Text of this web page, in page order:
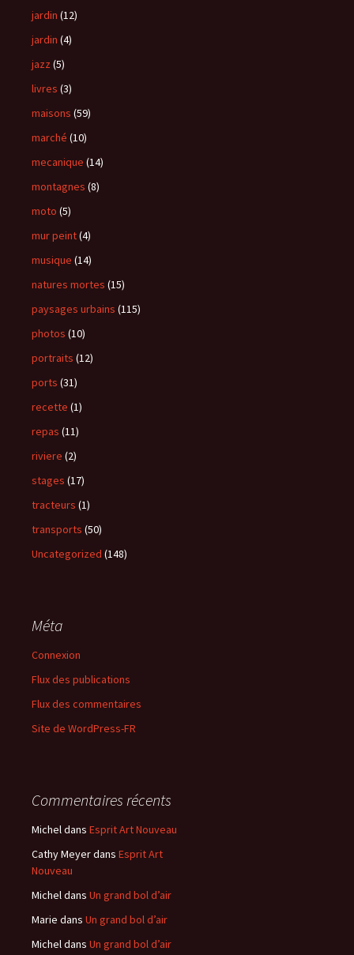
jardin (12)
jardin (4)
jazz (5)
livres (3)
maisons (59)
marché (10)
mecanique (14)
montagnes (8)
moto (5)
mur peint(4)
musique (14)
natures mortes (15)
paysages urbains (115)
photos (10)
portraits (12)
ports (31)
recette (1)
repas (11)
riviere (2)
stages (17)
tracteurs (1)
transports (50)
Uncategorized (148)
Méta
Connexion
Flux des publications
Flux des commentaires
Site de WordPress-FR
Commentaires récents
Micheldans Esprit Art Nouveau
Cathy Meyerdans Esprit Art
Nouveau
Micheldans Un grand bol d’air
Marie dans Un grand bol d’air
Micheldans Un grand bol d’air